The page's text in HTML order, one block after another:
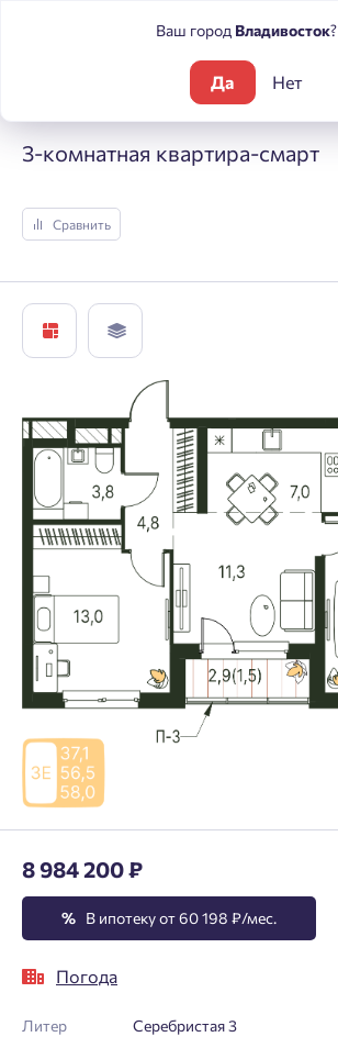
Погода
3-комнатная квартира-смарт
Сравнить
8 984 200 ₽
% В ипотеку от 60 198 ₽/мес.
Погода
Литер
Серебристая 3
Ваш город Владивосток?
Да Нет